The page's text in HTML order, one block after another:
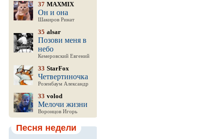
37 MAXMIX
Он и она
Шакиров Ринат
35 alsar
Позови меня в
небо
Кемеровский Евгений
33 StarFox
Четвертиночка
Розенбаум Александр
33 volod
Мелочи жизни
Воронцов Игорь
Песня недели